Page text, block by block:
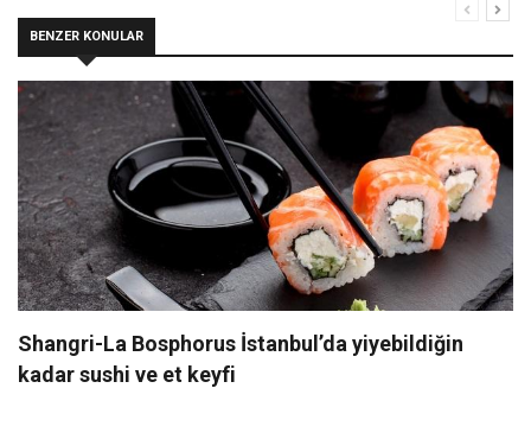
BENZER KONULAR
Shangri-La Bosphorus İstanbul’da yiyebildiğin
kadar sushi ve et keyfi